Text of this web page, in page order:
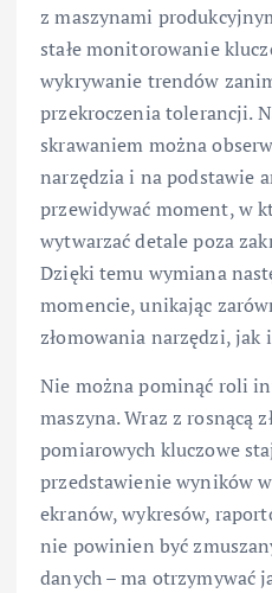
z maszynami
stałe monitorowanie
wykrywanie trendów
przekroczenia tolerancji.
skrawaniem można
narzędzia i na podstawie
przewidywać moment, w
wytwarzać detale poza
Dzięki temu wymiana
momencie, unikając
złomowania narzędzi, jak
Nie można pominąć roli
maszyna. Wraz z rosnącą
pomiarowych kluczowe
przedstawienie wyników
ekranów, wykresów,
nie powinien być
danych – ma otrzymywać